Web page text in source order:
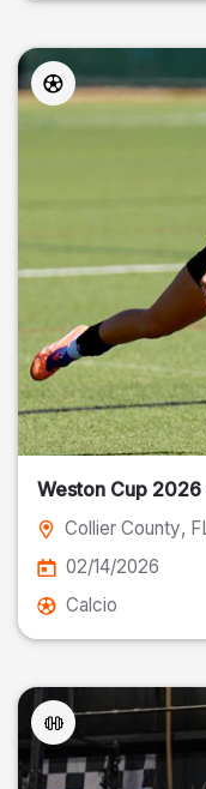
Weston Cup
Collier County,
02/14/2026
Calcio